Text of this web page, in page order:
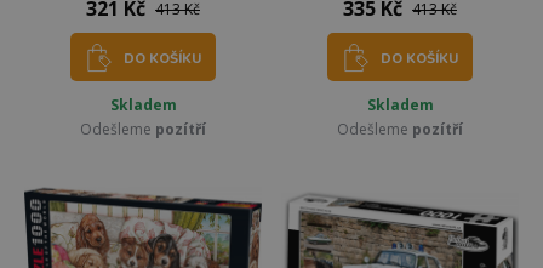
321 Kč 413 Kč
DO KOŠÍKU
Skladem
Odešleme pozítří
335 Kč 413 Kč
DO KOŠÍKU
Skladem
Odešleme pozítří